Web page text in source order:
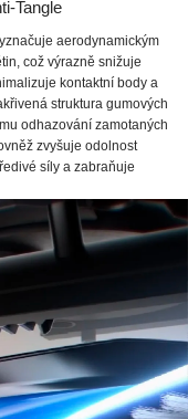
Tangle
aerodynamickým
což výrazně snižuje
kontaktní body a
struktura gumových
odhazování zamotaných
zvyšuje odolnost
síly a zabraňuje